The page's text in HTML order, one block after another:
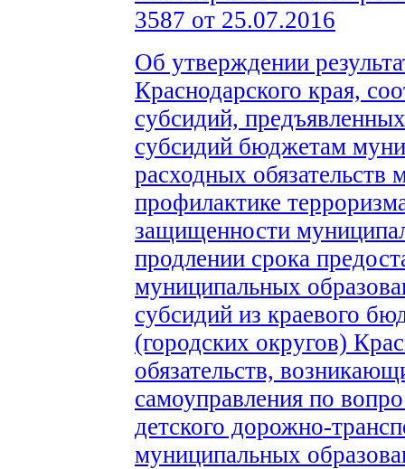
3587 от 25.07.2016
Об утверждении
Краснодарского края,
субсидий,
субсидий бюджетам
расходных
профилактике
защищенности
продлении срока
муниципальных
субсидий из краевого
(городских округов)
обязательств,
самоуправления по
детского дорожно-
муниципальных